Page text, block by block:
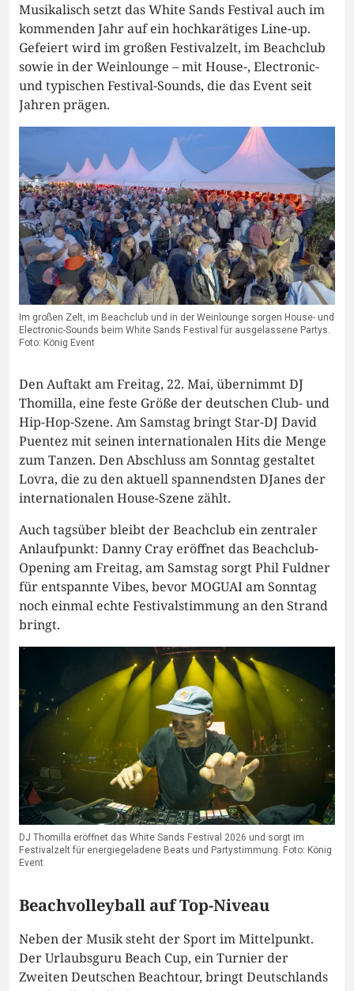
Musikalisch setzt das White Sands Festival auch im
kommenden Jahr auf ein hochkarätiges Line-up.
Gefeiert wird im großen Festivalzelt, im Beachclub
sowie in der Weinlounge – mit House-, Electronic-
und typischen Festival-Sounds, die das Event seit
Jahren prägen.
Im großen Zelt, im Beachclub und in der Weinlounge sorgen House- und
Electronic-Sounds beim White Sands Festival für ausgelassene Partys.
Foto: König Event
Den Auftakt am Freitag, 22. Mai, übernimmt DJ
Thomilla, eine feste Größe der deutschen Club- und
Hip-Hop-Szene. Am Samstag bringt Star-DJ David
Puentez mit seinen internationalen Hits die Menge
zum Tanzen. Den Abschluss am Sonntag gestaltet
Lovra, die zu den aktuell spannendsten DJanes der
internationalen House-Szene zählt.
Auch tagsüber bleibt der Beachclub ein zentraler
Anlaufpunkt: Danny Cray eröffnet das Beachclub-
Opening am Freitag, am Samstag sorgt Phil Fuldner
für entspannte Vibes, bevor MOGUAI am Sonntag
noch einmal echte Festivalstimmung an den Strand
bringt.
DJ Thomilla eröffnet das White Sands Festival 2026 und sorgt im
Festivalzelt für energiegeladene Beats und Partystimmung. Foto: König
Event
Beachvolleyball auf Top-Niveau
Neben der Musik steht der Sport im Mittelpunkt.
Der Urlaubsguru Beach Cup, ein Turnier der
Zweiten Deutschen Beachtour, bringt Deutschlands